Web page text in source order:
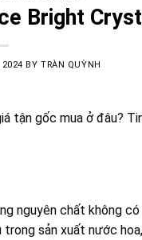
Bright
2024 BYTRÀN QUỲNH
tận gốc mua ở đâu?
nguyên chất không
sản xuất nước